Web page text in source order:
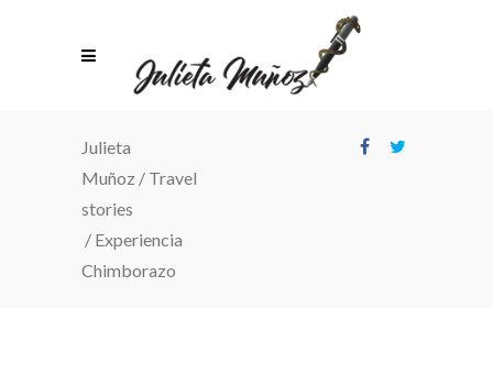
Julieta
Muñoz / Travel
stories
/ Experiencia
Chimborazo